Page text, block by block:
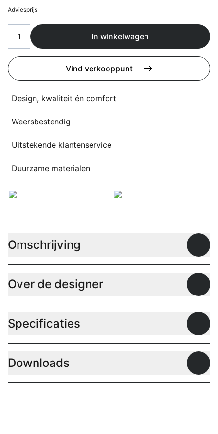
Deals
Flagship stores
Contact
3D modellen
Support
Nieuws
Events
Werken bij
Taalkeuze
Adviesprijs
In winkelwagen
Vind verkooppunt
Design, kwaliteit én comfort
Weersbestendig
Uitstekende klantenservice
Duurzame materialen
Omschrijving
Over de designer
Specificaties
Downloads